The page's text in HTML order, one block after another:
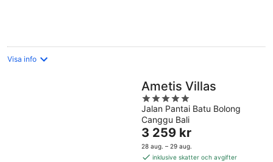
Visa info
Ametis Villas
5
out
of
5
Jalan Pantai Batu Bolong
Canggu Bali
Priset
är
3 259 kr
3 259 kr
28 aug. – 29 aug.
inklusive skatter och avgifter